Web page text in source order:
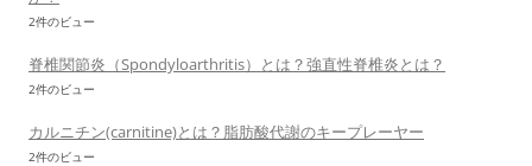
2件のビュー
脊椎関節炎（Spondyloarthritis）とは？強直性脊椎炎とは？
2件のビュー
カルニチン(carnitine)とは？脂肪酸代謝のキープレーヤー
2件のビュー